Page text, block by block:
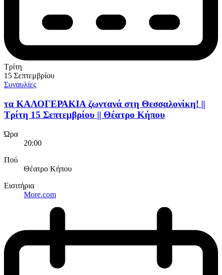
Τρίτη
15 Σεπτεμβρίου
Συναυλίες
τα ΚΑΛΟΓΕΡΑΚΙΑ ζωντανά στη Θεσσαλονίκη! ||
Τρίτη 15 Σεπτεμβρίου || Θέατρο Κήπου
Ώρα
20:00
Πού
Θέατρο Κήπου
Εισιτήρια
More.com